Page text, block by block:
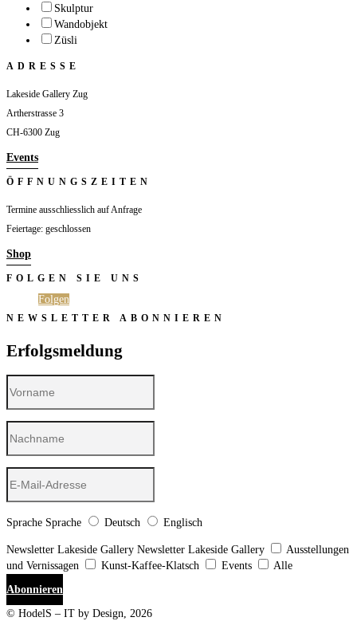
Skulptur
Wandobjekt
Züsli
ADRESSE
Lakeside Gallery Zug
Artherstrasse 3
CH-6300 Zug
Events
ÖFFNUNGSZEITEN
Termine ausschliesslich auf Anfrage
Feiertage: geschlossen
Shop
FOLGEN SIE UNS
Folgen
NEWSLETTER ABONNIEREN
Erfolgsmeldung
Sprache Sprache Deutsch Englisch
Newsletter Lakeside Gallery Newsletter Lakeside Gallery
Ausstellungen
und Vernissagen
Kunst-Kaffee-Klatsch Events
Alle
Abonnieren
© HodelS – IT by Design, 2026